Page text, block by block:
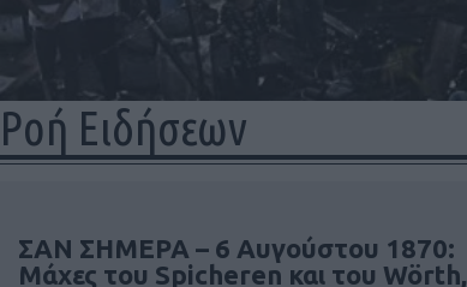
Ροή Ειδήσεων
ΣΑΝ ΣΗΜΕΡΑ – 6 Αυγούστου 1870:
Μάχες του Spicheren και του Wörth,